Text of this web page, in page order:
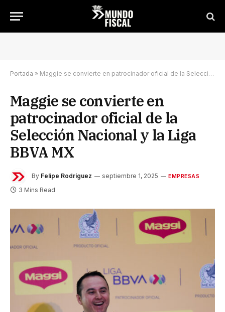
Portada » Maggie se convierte en patrocinador oficial de la Selección Nacional y la Liga BBVA MX
Maggie se convierte en
patrocinador oficial de la
Selección Nacional y la Liga
BBVA MX
By Felipe Rodríguez septiembre 1, 2025 EMPRESAS
3 Mins Read